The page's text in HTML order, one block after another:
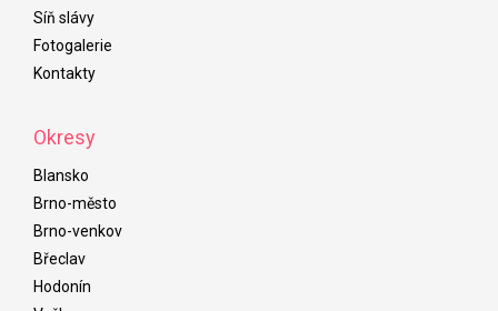
Síň slávy
Fotogalerie
Kontakty
Okresy
Blansko
Brno-město
Brno-venkov
Břeclav
Hodonín